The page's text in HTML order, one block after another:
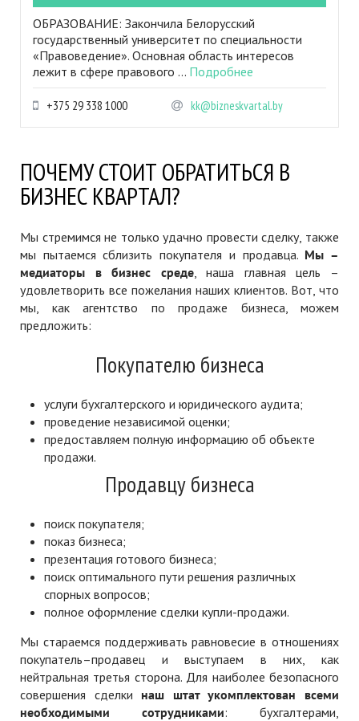
ОБРАЗОВАНИЕ: Закончила Белорусский
государственный университет по специальности
«Правоведение». Основная область интересов
лежит в сфере правового ... Подробнее
+375 29 338 1000 kk@bizneskvartal.by
ПОЧЕМУ СТОИТ ОБРАТИТЬСЯ В
БИЗНЕС КВАРТАЛ?
Мы стремимся не только удачно провести сделку, также
мы пытаемся сблизить покупателя и продавца. Мы –
медиаторы в бизнес среде, наша главная цель –
удовлетворить все пожелания наших клиентов. Вот, что
мы, как агентство по продаже бизнеса, можем
предложить:
Покупателю бизнеса
услуги бухгалтерского и юридического аудита;
проведение независимой оценки;
предоставляем полную информацию об объекте
продажи.
Продавцу бизнеса
поиск покупателя;
показ бизнеса;
презентация готового бизнеса;
поиск оптимального пути решения различных
спорных вопросов;
полное оформление сделки купли-продажи.
Мы стараемся поддерживать равновесие в отношениях
покупатель–продавец и выступаем в них, как
нейтральная третья сторона. Для наиболее безопасного
совершения сделки наш штат укомплектован всеми
необходимыми сотрудниками: бухгалтерами,